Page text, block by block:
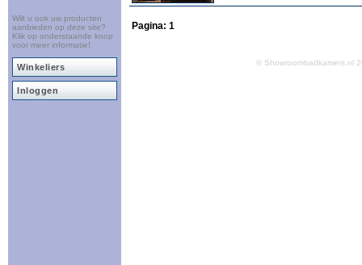
Wilt u ook uw producten
aanbieden op deze site?
Klik op onderstaande knop
voor meer informatie!
Winkeliers
Inloggen
Pagina: 1
©